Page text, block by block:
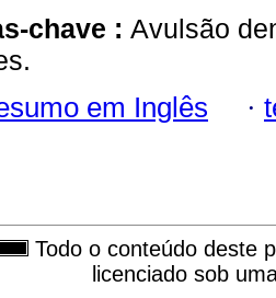
chave : Avulsão
em Inglês ·
Todo o conteúdo deste
licenciado sob